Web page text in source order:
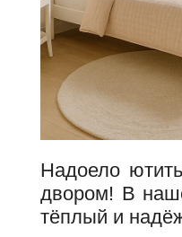
Надоело
двором! В
тёплый и